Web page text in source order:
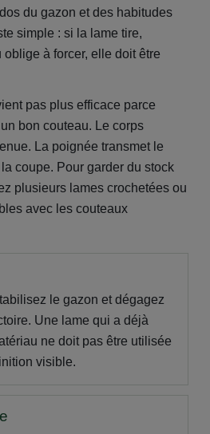
du gazon et des habitudes
simple : si la lame tire,
à forcer, elle doit être
pas plus efficace parce
bon couteau. Le corps
La poignée transmet le
coupe. Pour garder du stock
plusieurs lames crochetées ou
avec les couteaux
le gazon et dégagez
Une lame qui a déjà
ne doit pas être utilisée
visible.